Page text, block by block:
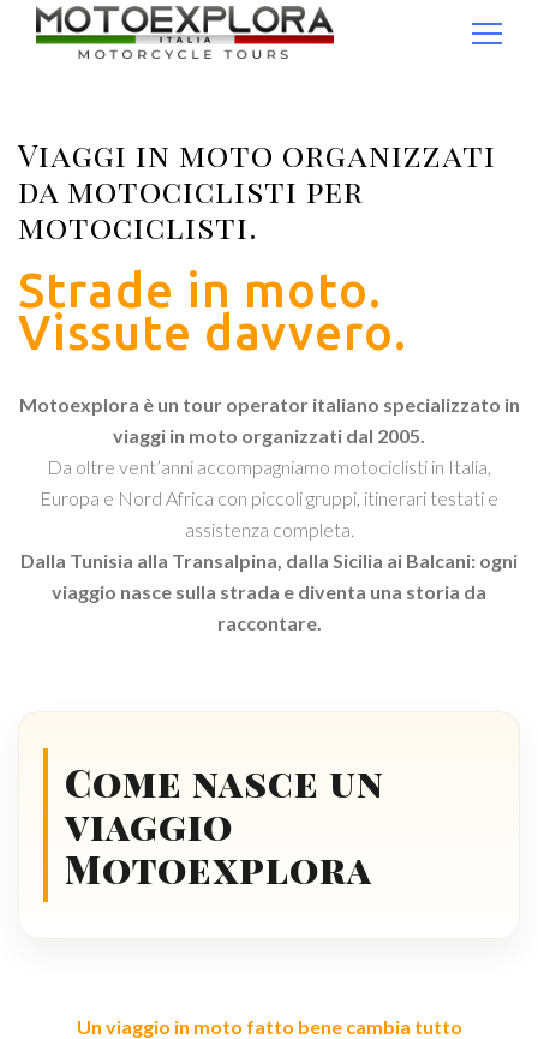
Viaggi in moto organizzati
da motociclisti per
motociclisti.
Strade in moto.
Vissute davvero.
Motoexplora è un tour operator italiano specializzato in
viaggi in moto organizzati dal 2005.
Da oltre vent’anni accompagniamo motociclisti in Italia,
Europa e Nord Africa con piccoli gruppi, itinerari testati e
assistenza completa.
Dalla Tunisia alla Transalpina, dalla Sicilia ai Balcani: ogni
viaggio nasce sulla strada e diventa una storia da
raccontare.
Come nasce un
viaggio
Motoexplora
Un viaggio in moto fatto bene cambia tutto